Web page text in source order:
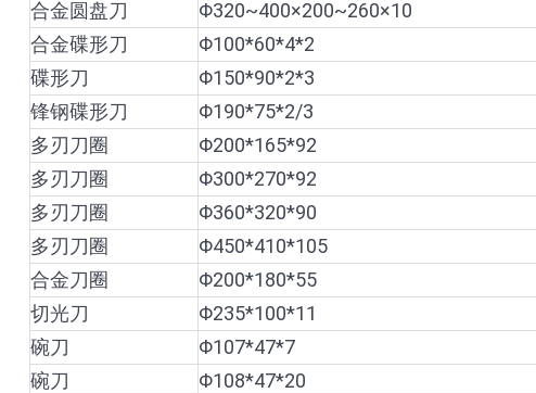
合金圆盘刀
Φ320~400×200~260×10
合金碟形刀
Φ100*60*4*2
碟形刀
Φ150*90*2*3
锋钢碟形刀
Φ190*75*2/3
多刃刀圈
Φ200*165*92
多刃刀圈
Φ300*270*92
多刃刀圈
Φ360*320*90
多刃刀圈
Φ450*410*105
合金刀圈
Φ200*180*55
切光刀
Φ235*100*11
碗刀
Φ107*47*7
碗刀
Φ108*47*20